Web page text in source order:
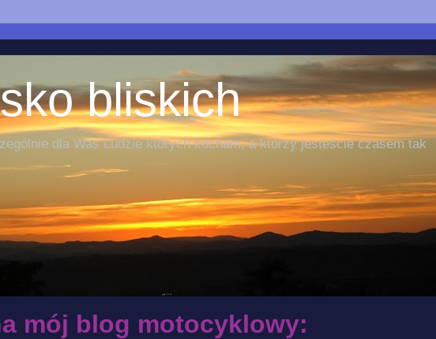
bliskich
dla Was Ludzie których kocham, a którzy jesteście czasem tak
mój blog motocyklowy: